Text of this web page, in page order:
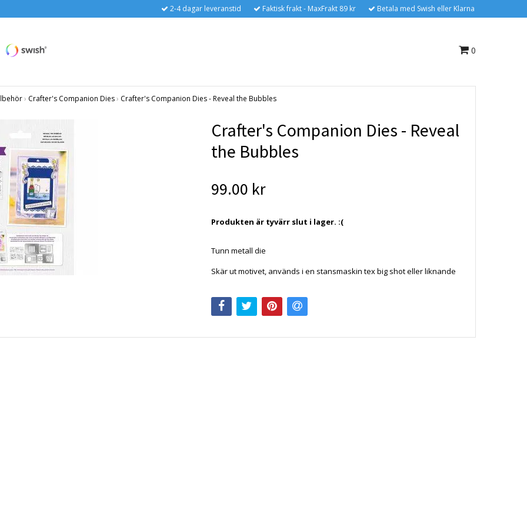
2-4 dagar leveranstid Faktisk frakt - MaxFrakt 89 kr Betala med Swish eller Klarna
0
› Crafter's Companion Dies› Crafter's Companion Dies - Reveal the Bubbles
Crafter's Companion Dies - Reveal
the Bubbles
99.00 kr
Produkten är tyvärr slut i lager. :(
Tunn metall die
Skär ut motivet, används i en stansmaskin tex big shot eller liknande